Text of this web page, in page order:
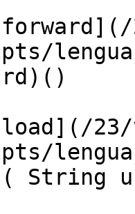
23/
String